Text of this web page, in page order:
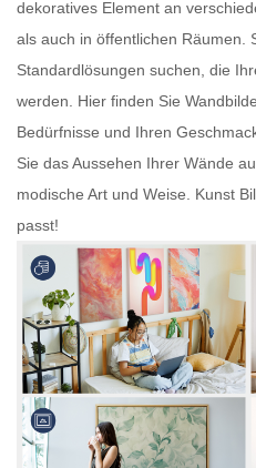
dekoratives Element an
als auch in öffentlichen Räumen.
Standardlösungen suchen, die
werden. Hier finden Sie
Bedürfnisse und Ihren
Sie das Aussehen Ihrer Wände
modische Art und Weise. Kunst
passt!